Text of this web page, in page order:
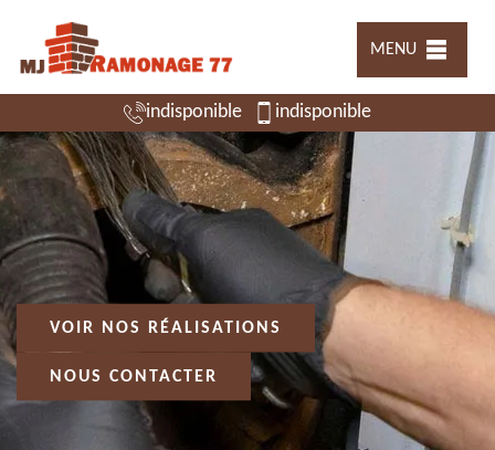
MENU
indisponible indisponible
VOIR NOS RÉALISATIONS
NOUS CONTACTER